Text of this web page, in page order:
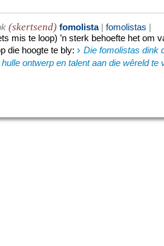
(skertsend)fomolista |fomolistas |
mis te loop) ’n sterk behoefte het om
die hoogte te bly:› Die fomolistas dink
ontwerp en talent aan die wêreld te